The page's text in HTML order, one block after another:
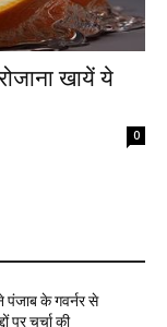
खायें ये
0
के गवर्नर से
पर चर्चा की